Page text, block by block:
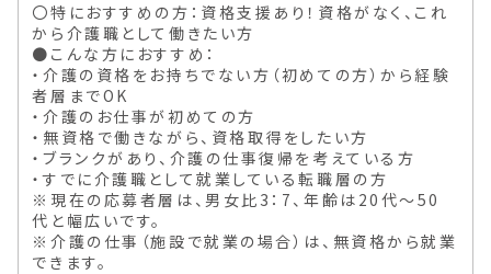
〇特におすすめの方：資格支援あり！資格がなく、これ
から介護職として働きたい方
●こんな方におすすめ：
・介護の資格をお持ちでない方（初めての方）から経験
者層までOK
・介護のお仕事が初めての方
・無資格で働きながら、資格取得をしたい方
・ブランクがあり、介護の仕事復帰を考えている方
・すでに介護職として就業している転職層の方
※現在の応募者層は、男女比3：7、年齢は20代〜50
代と幅広いです。
※介護の仕事（施設で就業の場合）は、無資格から就業
できます。